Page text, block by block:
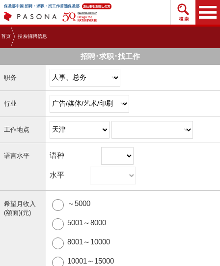
保圣那中国 招聘・求职・找工作首选保圣那 搜索
首页 搜索招聘信息
招聘･求职･找工作
职务
行业
工作地点
语言水平 语种
水平
希望月收入
(額面)(元)
～5000
5001～8000
8001～10000
10001～15000